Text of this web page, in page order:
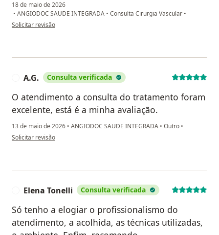
18 de maio de 2026
• ANGIODOC SAUDE INTEGRADA • Consulta Cirurgia Vascular •
na opinião do utilizador Priscila P.
Solicitar revisão
A.G. Consulta verificada
O atendimento a consulta do tratamento foram
excelente, está é a minha avaliação.
13 de maio de 2026 • ANGIODOC SAUDE INTEGRADA • Outro •
na opinião do utilizador A.G.
Solicitar revisão
Elena Tonelli Consulta verificada
Só tenho a elogiar o profissionalismo do
atendimento, a acolhida, as técnicas utilizadas,